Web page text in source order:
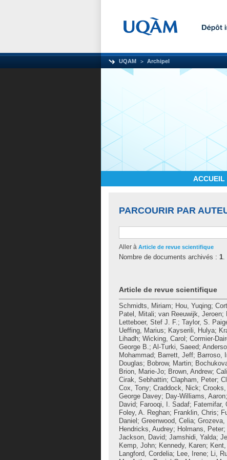
UQAM Archipel
ACCUEIL
PARCOURIR PAR
Aller à Article de revue scientifique
Nombre de documents archivés : 1.
Article de revue scientifique
Schmidts, Miriam; Hou, Yuqing;
Patel, Mitali; van Reeuwijk, Jeroen;
Letteboer, Stef J. F.; Taylor, S.
Ueffing, Marius; Kayserili, Hulya;
Lihadh; Wicking, Carol ; Cormier-
George B.; Al-Turki, Saeed;
Mohammad; Barrett, Jeff; Barroso,
Douglas; Bobrow, Martin;
Brion, Marie-Jo; Brown, Andrew;
Cirak, Sebhattin; Clapham, Peter;
Cox, Tony; Craddock, Nick;
George Davey; Day-Williams, Aaron;
David; Farooqi, I. Sadaf; Fatemifar,
Foley, A. Reghan; Franklin, Chris;
Daniel ; Greenwood, Celia; Grozeva,
Hendricks, Audrey; Holmans, Peter;
Jackson, David; Jamshidi, Yalda;
Kemp, John; Kennedy, Karen;
Langford, Cordelia; Lee, Irene; Li,